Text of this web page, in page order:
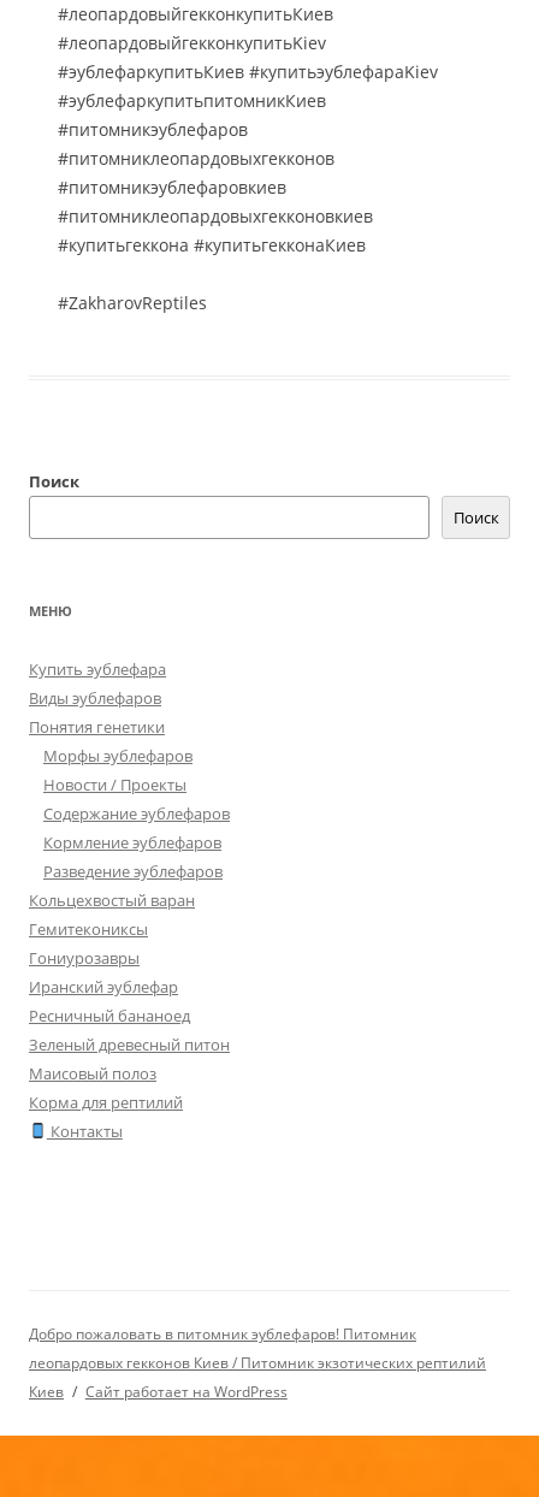
#леопардовыйгекконкупитьКиев
#леопардовыйгекконкупитьKiev
#эублефаркупитьКиев #купитьэублефараKiev
#эублефаркупитьпитомникКиев
#питомникэублефаров
#питомниклеопардовыхгекконов
#питомникэублефаровкиев
#питомниклеопардовыхгекконовкиев
#купитьгеккона #купитьгекконаКиев
#ZakharovReptiles
Поиск
Поиск
МЕНЮ
Купить эублефара
Виды эублефаров
Понятия генетики
Морфы эублефаров
Новости / Проекты
Содержание эублефаров
Кормление эублефаров
Разведение эублефаров
Кольцехвостый варан
Гемитекониксы
Гониурозавры
Иранский эублефар
Ресничный бананоед
Зеленый древесный питон
Маисовый полоз
Корма для рептилий
Контакты
Добро пожаловать в питомник эублефаров! Питомник
леопардовых гекконов Киев / Питомник экзотических рептилий
Киев
Сайт работает на WordPress